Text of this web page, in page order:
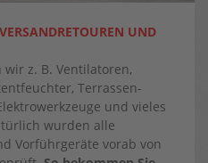
UND
wir z. B. Ventilatoren,
Terrassen-
und vieles
wurden alle
Vorführgeräte vorab von